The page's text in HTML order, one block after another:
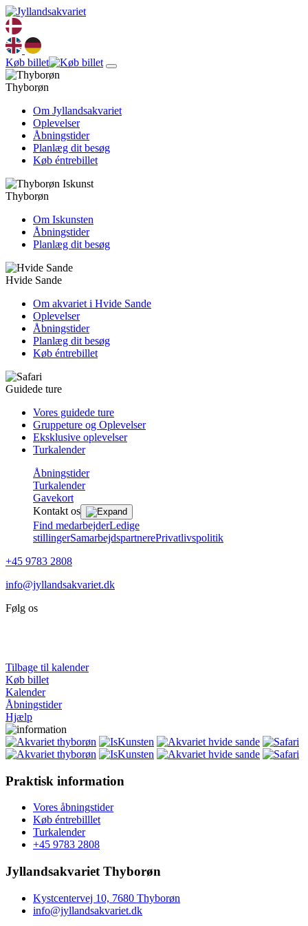
Køb billet
Thyborøn
Om Jyllandsakvariet
Oplevelser
Åbningstider
Planlæg dit besøg
Køb éntrebillet
Thyborøn
Om Iskunsten
Åbningstider
Planlæg dit besøg
Hvide Sande
Om akvariet i Hvide Sande
Oplevelser
Åbningstider
Planlæg dit besøg
Køb éntrebillet
Guidede ture
Vores guidede ture
Gruppeture og Oplevelser
Eksklusive oplevelser
Turkalender
Åbningstider
Turkalender
Gavekort
Kontakt os
Find medarbejderLedige
stillingerSamarbejdspartnerePrivatlivspolitik
+45 9783 2808
info@jyllandsakvariet.dk
Følg os
Tilbage til kalender
Køb billet
Kalender
Åbningstider
Hjælp
Praktisk information
Vores åbningstider
Køb éntrebilllet
Turkalender
+45 9783 2808
Jyllandsakvariet Thyborøn
Kystcentervej 10, 7680 Thyborøn
info@jyllandsakvariet.dk